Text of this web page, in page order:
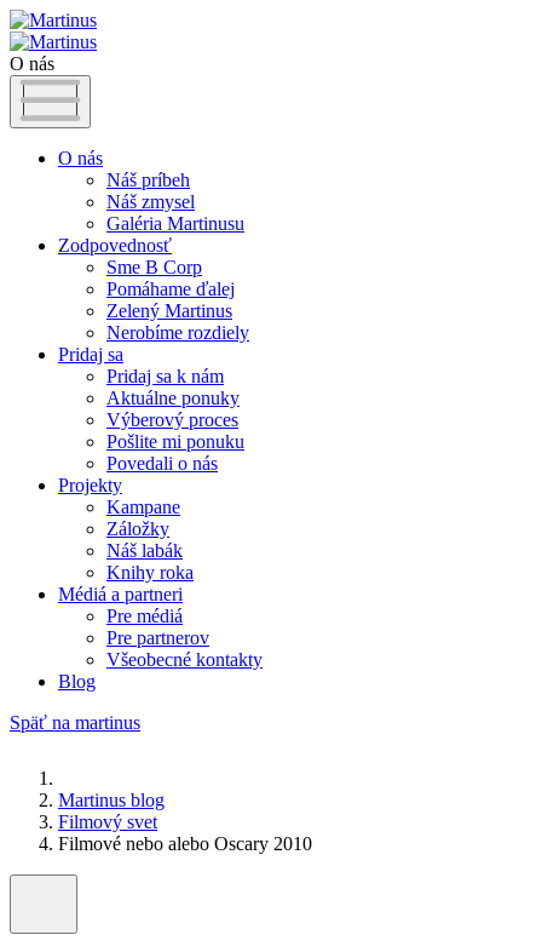
O nás
O nás
Náš príbeh
Náš zmysel
Galéria Martinusu
Zodpovednosť
Sme B Corp
Pomáhame ďalej
Zelený Martinus
Nerobíme rozdiely
Pridaj sa
Pridaj sa k nám
Aktuálne ponuky
Výberový proces
Pošlite mi ponuku
Povedali o nás
Projekty
Kampane
Záložky
Náš labák
Knihy roka
Médiá a partneri
Pre médiá
Pre partnerov
Všeobecné kontakty
Blog
Späť na martinus
Martinus blog
Filmový svet
Filmové nebo alebo Oscary 2010